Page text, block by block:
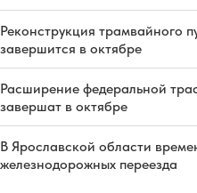
Реконструкция трамвайного
завершится в октябре
Расширение федеральной
завершат в октябре
В Ярославской области
железнодорожных переезда